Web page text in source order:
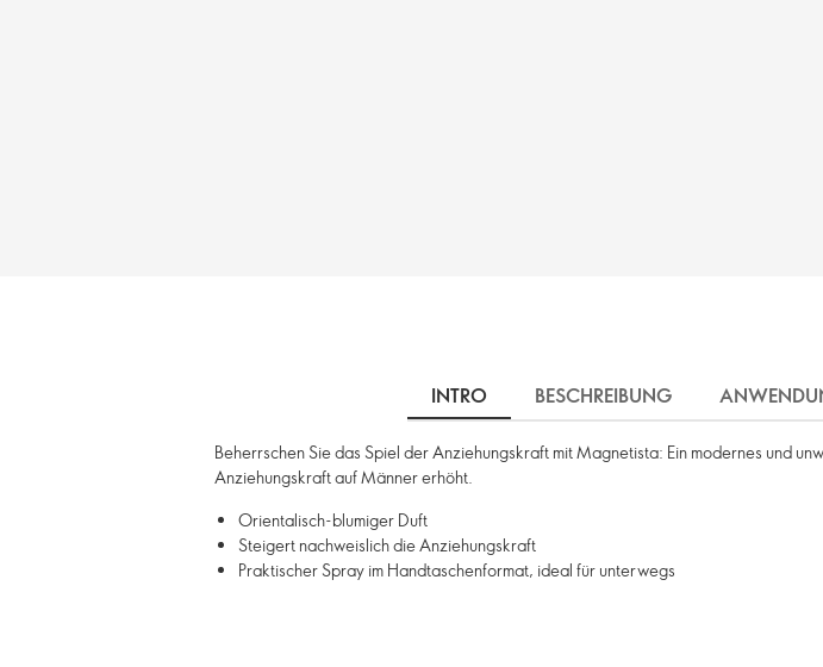
INTRO BESCHREIBUNG
Beherrschen Sie das Spiel der Anziehungskraft mit Magnetista: Ein modernes und
Anziehungskraft auf Männer erhöht.
Orientalisch-blumiger Duft
Steigert nachweislich die Anziehungskraft
Praktischer Spray im Handtaschenformat, ideal für unterwegs